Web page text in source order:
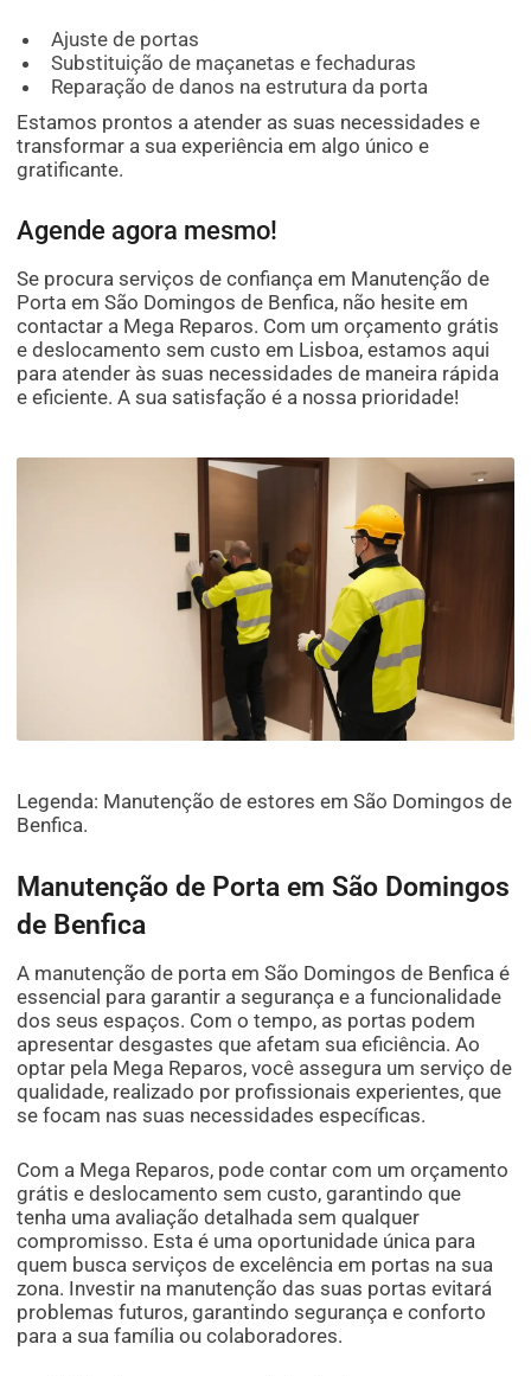
Ajuste de portas
Substituição de maçanetas e fechaduras
Reparação de danos na estrutura da porta
Estamos prontos a atender as suas necessidades e
transformar a sua experiência em algo único e
gratificante.
Agende agora mesmo!
Se procura serviços de confiança em Manutenção de
Porta em São Domingos de Benfica, não hesite em
contactar a Mega Reparos. Com um orçamento grátis
e deslocamento sem custo em Lisboa, estamos aqui
para atender às suas necessidades de maneira rápida
e eficiente. A sua satisfação é a nossa prioridade!
Legenda: Manutenção de estores em São Domingos de
Benfica.
Manutenção de Porta em São Domingos
de Benfica
A manutenção de porta em São Domingos de Benfica é
essencial para garantir a segurança e a funcionalidade
dos seus espaços. Com o tempo, as portas podem
apresentar desgastes que afetam sua eficiência. Ao
optar pela Mega Reparos, você assegura um serviço de
qualidade, realizado por profissionais experientes, que
se focam nas suas necessidades específicas.
Com a Mega Reparos, pode contar com um orçamento
grátis e deslocamento sem custo, garantindo que
tenha uma avaliação detalhada sem qualquer
compromisso. Esta é uma oportunidade única para
quem busca serviços de excelência em portas na sua
zona. Investir na manutenção das suas portas evitará
problemas futuros, garantindo segurança e conforto
para a sua família ou colaboradores.